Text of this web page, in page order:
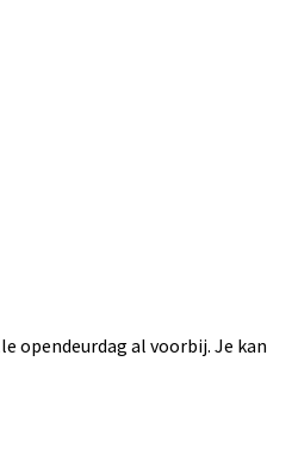
opendeurdag al voorbij. Je kan